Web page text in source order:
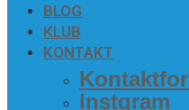
BLOG
KLUB
KON­TAKT
Inst­gram